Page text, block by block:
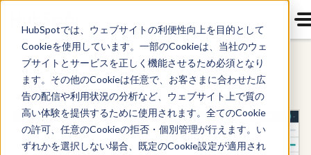
HubSpotでは、ウェブサイトの利便性向上を目的として
Cookieを使用しています。一部のCookieは、当社のウェ
ブサイトとサービスを正しく機能させるため必須となり
ます。その他のCookieは任意で、お客さまに合わせた広
告の配信や利用状況の分析など、ウェブサイト上で質の
高い体験を提供するために使用されます。全てのCookie
の許可、任意のCookieの拒否・個別管理が行えます。い
ずれかを選択しない場合、既定のCookie設定が適用され
HubSpotのCRM